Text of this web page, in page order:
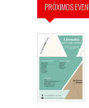
PRÓXIMOS